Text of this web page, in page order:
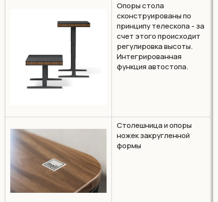
Опоры стола
сконструированы по
принципу телескопа - за
счет этого происходит
регулировка высоты.
Интегрированная
функция автостопа.
Столешница и опоры
ножек закругленной
формы